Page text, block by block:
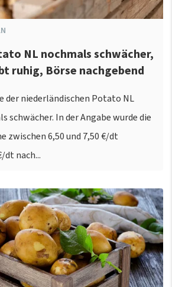
NL nochmals schwächer,
ruhig, Börse nachgebend
der niederländischen Potato NL
schwächer. In der Angabe wurde die
zwischen 6,50 und 7,50 €/dt
dt nach...